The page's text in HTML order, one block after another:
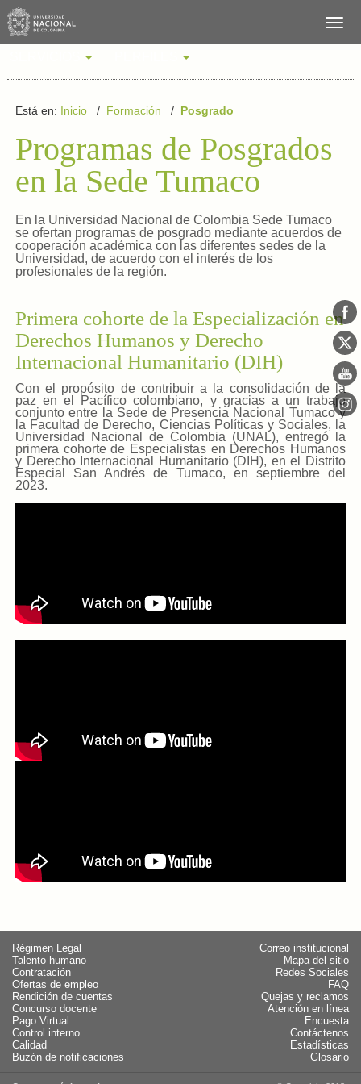
Está en: Inicio/ Formación / Posgrado
Programas de Posgrados
en la Sede Tumaco
En la Universidad Nacional de Colombia Sede Tumaco
se ofertan programas de posgrado mediante acuerdos de
cooperación académica con las diferentes sedes de la
Universidad, de acuerdo con el interés de los
profesionales de la región.
Primera cohorte de la Especialización en
Derechos Humanos y Derecho
Internacional Humanitario (DIH)
Con el propósito de contribuir a la consolidación de la
paz en el Pacífico colombiano, y gracias a un trabajo
conjunto entre la Sede de Presencia Nacional Tumaco y
la Facultad de Derecho, Ciencias Políticas y Sociales, la
Universidad Nacional de Colombia (UNAL), entregó la
primera cohorte de Especialistas en Derechos Humanos
y Derecho Internacional Humanitario (DIH), en el Distrito
Especial San Andrés de Tumaco, en septiembre del
2023.
Régimen Legal
Talento humano
Contratación
Ofertas de empleo
Rendición de cuentas
Concurso docente
Pago Virtual
Control interno
Calidad
Buzón de notificaciones
Correo institucional
Mapa del sitio
Redes Sociales
FAQ
Quejas y reclamos
Atención en línea
Encuesta
Contáctenos
Estadísticas
Glosario